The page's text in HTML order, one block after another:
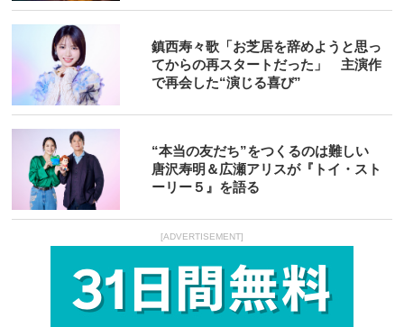
鎮西寿々歌「お芝居を辞めようと思っ
てからの再スタートだった」 主演作
で再会した“演じる喜び”
“本当の友だち”をつくるのは難しい
唐沢寿明＆広瀬アリスが『トイ・スト
ーリー５』を語る
[ADVERTISEMENT]